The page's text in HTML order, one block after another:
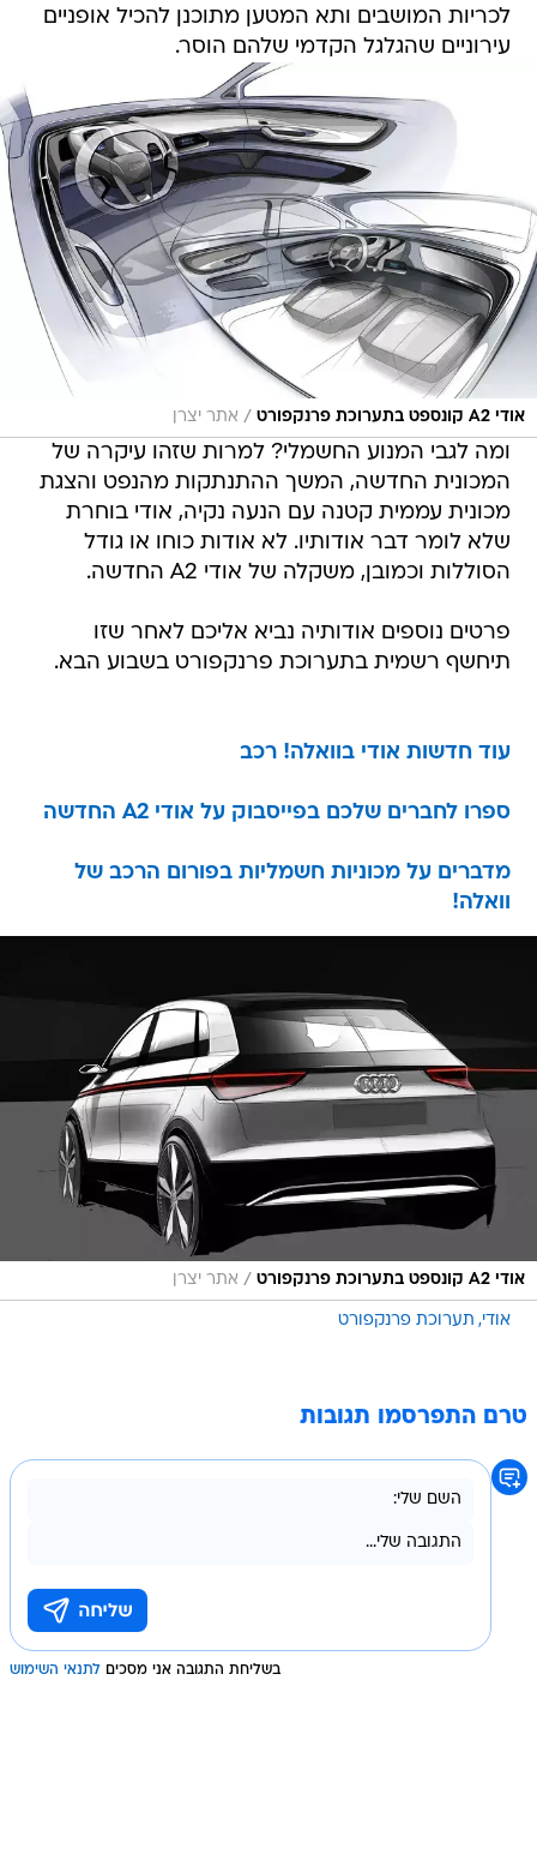
לכריות המושבים ותא המטען מתוכנן להכיל אופניים
עירוניים שהגלגל הקדמי שלהם הוסר.
אודי A2 קונספט בתערוכת פרנקפורט / אתר יצרן
ומה לגבי המנוע החשמלי? למרות שזהו עיקרה של
המכונית החדשה, המשך ההתנתקות מהנפט והצגת
מכונית עממית קטנה עם הנעה נקיה, אודי בוחרת
שלא לומר דבר אודותיו. לא אודות כוחו או גודל
הסוללות וכמובן, משקלה של אודי A2 החדשה.
פרטים נוספים אודותיה נביא אליכם לאחר שזו
תיחשף רשמית בתערוכת פרנקפורט בשבוע הבא.
עוד חדשות אודי בוואלה! רכב
ספרו לחברים שלכם בפייסבוק על אודי A2 החדשה
מדברים על מכוניות חשמליות בפורום הרכב של
וואלה!
אודי A2 קונספט בתערוכת פרנקפורט / אתר יצרן
אודי תערוכת פרנקפורט
טרם התפרסמו תגובות
בשליחת התגובה אני מסכים לתנאי השימוש